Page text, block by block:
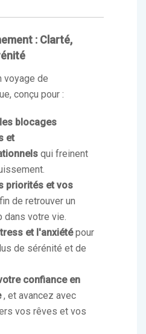
: Clarté,
voyage de
conçu pour :
blocages
et
qui freinent
priorités et vos
de retrouver un
dans votre vie.
et l'anxiétépour
de sérénité et de
confiance en
, et avancez avec
vos rêves et vos